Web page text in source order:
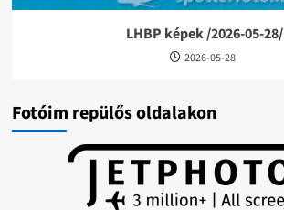
LHBP képek /2026-05-28/
2026-05-28
Fotóim repülős oldalakon